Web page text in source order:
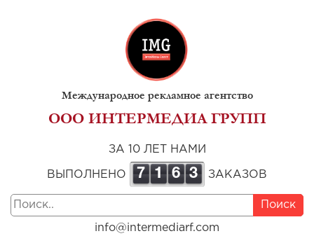
Международное рекламное агентство
ООО ИНТЕРМЕДИА ГРУПП
ЗА 10 ЛЕТ НАМИ
ВЫПОЛНЕНО 7 1 6 3 ЗАКАЗОВ
Поиск
info@intermediarf.com